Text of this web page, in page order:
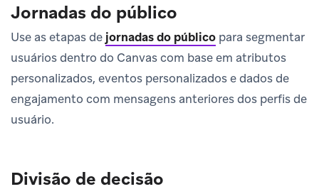
Jornadas do público
Use as etapas de jornadas do público para segmentar
usuários dentro do Canvas com base em atributos
personalizados, eventos personalizados e dados de
engajamento com mensagens anteriores dos perfis de
usuário.
Divisão de decisão